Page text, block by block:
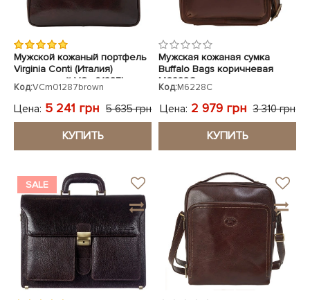
Мужской кожаный портфель
Virginia Conti (Италия)
коричневый VCm01287brown
Код:VCm01287brown
Цена: 5 241 грн 5 635 грн
КУПИТЬ
Мужская кожаная сумка
Buffalo Bags коричневая
M6228C
Код:M6228C
Цена: 2 979 грн 3 310 грн
КУПИТЬ
SALE